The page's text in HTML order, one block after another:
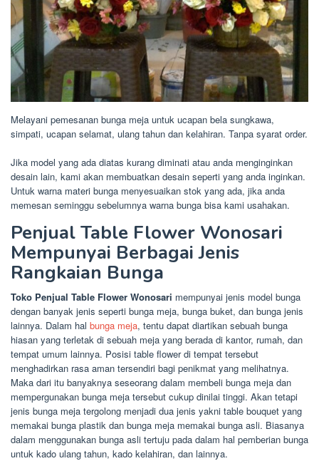
Melayani pemesanan bunga meja untuk ucapan bela sungkawa,
simpati, ucapan selamat, ulang tahun dan kelahiran. Tanpa syarat order.
Jika model yang ada diatas kurang diminati atau anda menginginkan
desain lain, kami akan membuatkan desain seperti yang anda inginkan.
Untuk warna materi bunga menyesuaikan stok yang ada, jika anda
memesan seminggu sebelumnya warna bunga bisa kami usahakan.
Penjual Table Flower Wonosari
Mempunyai Berbagai Jenis
Rangkaian Bunga
Toko Penjual Table Flower Wonosari mempunyai jenis model bunga
dengan banyak jenis seperti bunga meja, bunga buket, dan bunga jenis
lainnya. Dalam hal bunga meja, tentu dapat diartikan sebuah bunga
hiasan yang terletak di sebuah meja yang berada di kantor, rumah, dan
tempat umum lainnya. Posisi table flower di tempat tersebut
menghadirkan rasa aman tersendiri bagi penikmat yang melihatnya.
Maka dari itu banyaknya seseorang dalam membeli bunga meja dan
mempergunakan bunga meja tersebut cukup dinilai tinggi. Akan tetapi
jenis bunga meja tergolong menjadi dua jenis yakni table bouquet yang
memakai bunga plastik dan bunga meja memakai bunga asli. Biasanya
dalam menggunakan bunga asli tertuju pada dalam hal pemberian bunga
untuk kado ulang tahun, kado kelahiran, dan lainnya.